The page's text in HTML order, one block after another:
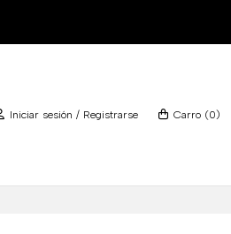
Iniciar sesión / Registrarse Carro (0)